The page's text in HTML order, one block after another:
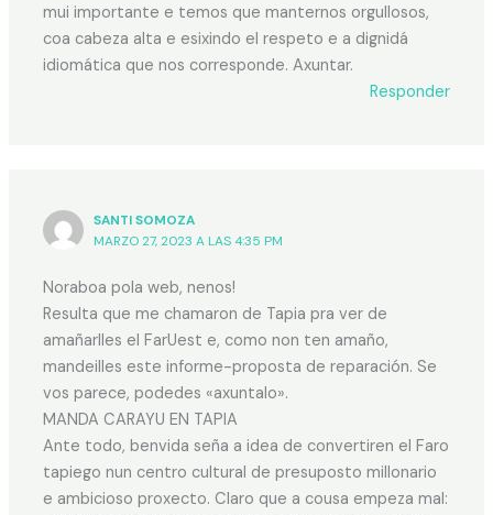
mui importante e temos que manternos orgullosos,
coa cabeza alta e esixindo el respeto e a dignidá
idiomática que nos corresponde. Axuntar.
Responder
SANTI SOMOZA
MARZO 27, 2023 A LAS 4:35 PM
Noraboa pola web, nenos!
Resulta que me chamaron de Tapia pra ver de
amañarlles el FarUest e, como non ten amaño,
mandeilles este informe-proposta de reparación. Se
vos parece, podedes «axuntalo».
MANDA CARAYU EN TAPIA
Ante todo, benvida seña a idea de convertiren el Faro
tapiego nun centro cultural de presuposto millonario
e ambicioso proxecto. Claro que a cousa empeza mal: